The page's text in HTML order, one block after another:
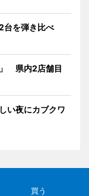
を弾き比べ
県内2店舗目
い夜にカブクワ
買う